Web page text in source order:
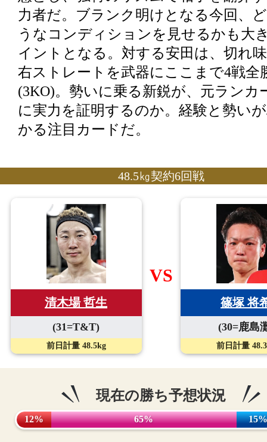
力者だ。ブランク明けとなる今回、
うなコンディションを見せるかも大
イントとなる。対する安田は、切れ
右ストレートを武器にここまで4戦全
(3KO)。勢いに乗る新鋭が、元ランカ
に実力を証明するのか。経験と勢い
かる注目カードだ。
48.5㎏契約6回戦
清木場 哲生
(31=T&T)
前日計量 48.5kg
VS
篠塚 将
(30=鹿島
前日計量
現在の勝ち予想状況
12% 65% 15%